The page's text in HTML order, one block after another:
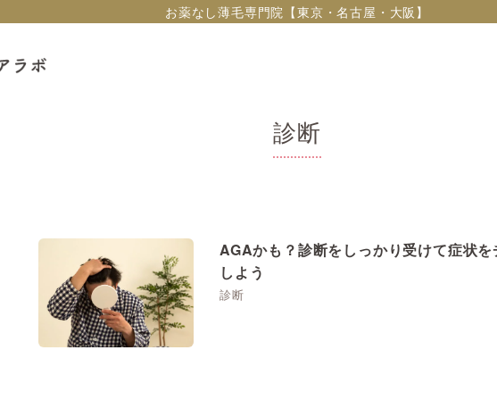
お薬なし薄毛専門院【東京・名古屋・大阪】
診断
AGAかも？診断をしっかり受けて症状
しよう
診断